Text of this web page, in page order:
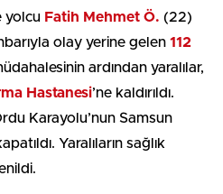
yolcu Fatih Mehmet Ö. (22)
olay yerine gelen 112
ardından yaralılar,
Hastanesi’ne kaldırıldı.
Karayolu’nun Samsun
Yaralıların sağlık